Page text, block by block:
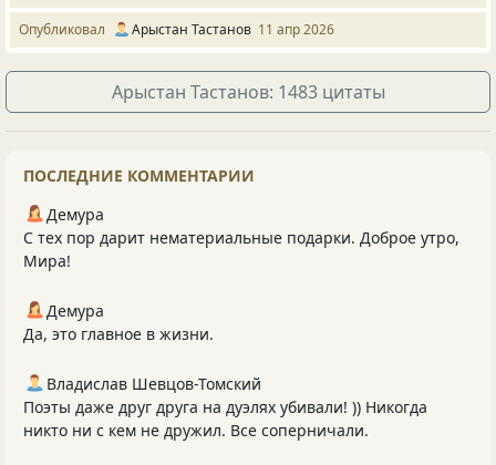
Опубликовал Арыстан Тастанов 11 апр 2026
Арыстан Тастанов: 1483 цитаты
ПОСЛЕДНИЕ КОММЕНТАРИИ
Демура
С тех пор дарит нематериальные подарки. Доброе утро,
Мира!
Демура
Да, это главное в жизни.
Владислав Шевцов-Томский
Поэты даже друг друга на дуэлях убивали! )) Никогда
никто ни с кем не дружил. Все соперничали.